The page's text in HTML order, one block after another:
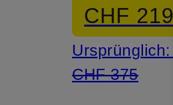
CHF 219
Ursprünglich:
CHF 375